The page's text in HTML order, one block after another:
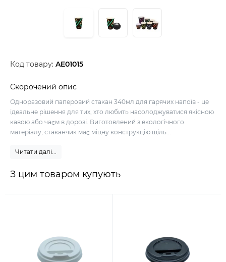
Код товару: AE01015
Скорочений опис
Одноразовий паперовий стакан 340мл для гарячих напоїв - це
ідеальне рішення для тих, хто любить насолоджуватися якісною
кавою або чаєм в дорозі. Виготовлений з екологічного
матеріалу, стаканчик має міцну конструкцію щіль...
Читати далі...
З цим товаром купують